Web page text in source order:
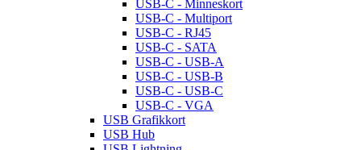
USB-C - Minneskort
USB-C - Multiport
USB-C - RJ45
USB-C - SATA
USB-C - USB-A
USB-C - USB-B
USB-C - USB-C
USB-C - VGA
USB Grafikkort
USB Hub